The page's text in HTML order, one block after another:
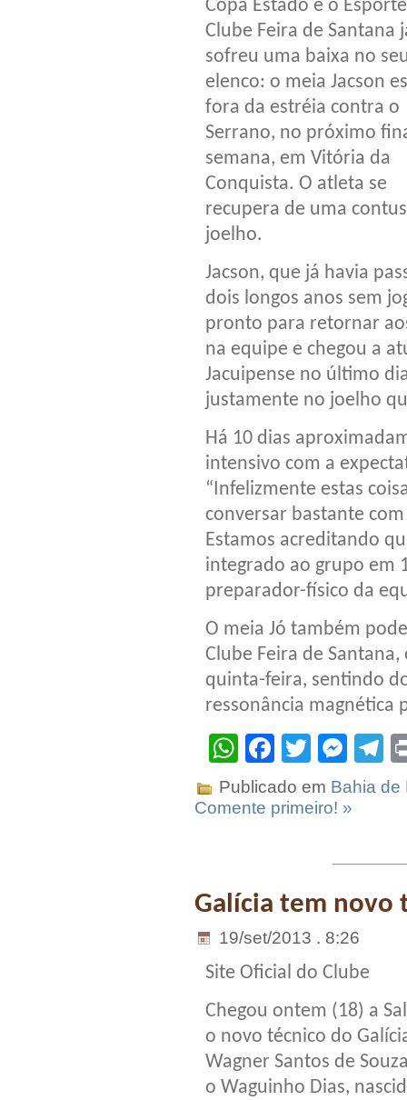
Copa Estado e o Esporte
Clube Feira de Santana
sofreu uma baixa no
elenco: o meia Jacson
fora da estréia contra o
Serrano, no próximo
semana, em Vitória da
Conquista. O atleta se
recupera de uma
joelho.
Jacson, que já havia
dois longos anos sem
pronto para retornar
na equipe e chegou a
Jacuipense no último
justamente no joelho
Há 10 dias
intensivo com a
“Infelizmente estas
conversar bastante
Estamos acreditando
integrado ao grupo em
preparador-físico da
O meia Jó também
Clube Feira de
quinta-feira, sentindo
ressonância magnética
WhatsApp
Facebook
Twitter
Publicado em Bahia de
Comente primeiro! »
Galícia tem novo
19/set/2013 . 8:26
Site Oficial do Clube
Chegou ontem (18) a
o novo técnico do
Wagner Santos de
o Waguinho Dias,